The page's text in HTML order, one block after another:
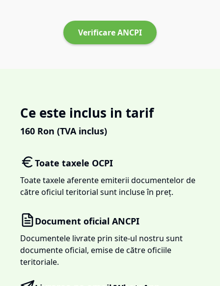
Verificare ANCPI
Ce este inclus in tarif
160 Ron (TVA inclus)
Toate taxele OCPI
Toate taxele aferente emiterii documentelor de
către oficiul teritorial sunt incluse în preț.
Document oficial ANCPI
Documentele livrate prin site-ul nostru sunt
documente oficial, emise de către oficiile
teritoriale.